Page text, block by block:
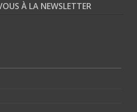
À LA NEWSLETTER